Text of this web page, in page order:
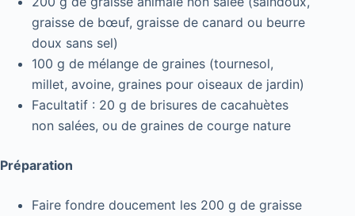
graisse de bœuf, graisse de canard ou beurre
doux sans sel)
100 g de mélange de graines (tournesol,
millet, avoine, graines pour oiseaux de jardin)
Facultatif : 20 g de brisures de cacahuètes
non salées, ou de graines de courge nature
Préparation
Faire fondre doucement les 200 g de graisse